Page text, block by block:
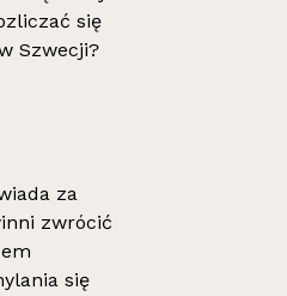
się
Szwecji?
za
zwrócić
się